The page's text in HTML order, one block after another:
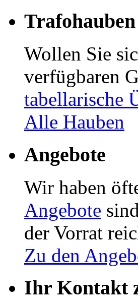
Wollen Sie
verfügbaren
tabellarische
Alle Hauben
Angebote
Wir haben
Angebote
der Vorrat
Zu den
Ihr Kontakt